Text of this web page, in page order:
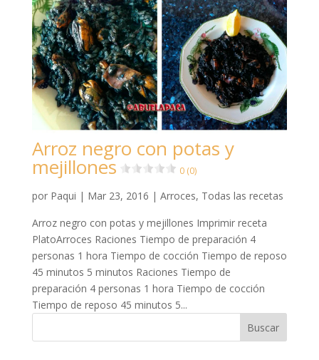
Arroz negro con potas y
mejillones 0 (0)
por Paqui | Mar 23, 2016 | Arroces, Todas las recetas
Arroz negro con potas y mejillones Imprimir receta
PlatoArroces Raciones Tiempo de preparación 4
personas 1 hora Tiempo de cocción Tiempo de reposo
45 minutos 5 minutos Raciones Tiempo de
preparación 4 personas 1 hora Tiempo de cocción
Tiempo de reposo 45 minutos 5...